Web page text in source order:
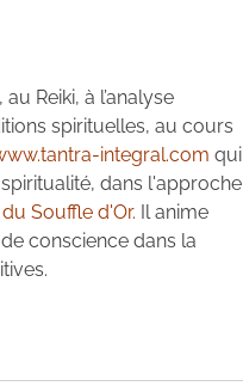
Reiki, à l’analyse
spirituelles, au cours
integral.com qui
dans l'approche
Souffle d'Or. Il anime
conscience dans la